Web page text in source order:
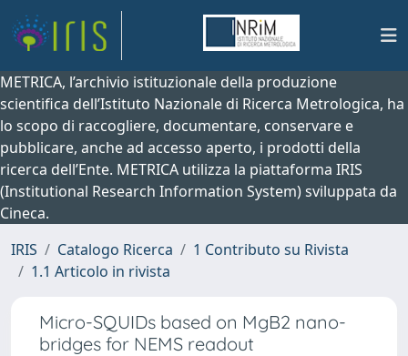
METRICA, l’archivio istituzionale della produzione
scientifica dell’Istituto Nazionale di Ricerca Metrologica, ha
lo scopo di raccogliere, documentare, conservare e
pubblicare, anche ad accesso aperto, i prodotti della
ricerca dell’Ente. METRICA utilizza la piattaforma IRIS
(Institutional Research Information System) sviluppata da
Cineca.
IRIS
Catalogo Ricerca
1 Contributo su Rivista
1.1 Articolo in rivista
Micro-SQUIDs based on MgB2 nano-
bridges for NEMS readout